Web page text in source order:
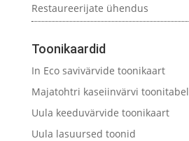
Restaureerijate ühendus
Toonikaardid
In Eco savivärvide toonikaart
Majatohtri kaseiinvärvi toonitabel
Uula keeduvärvide toonikaart
Uula lasuursed toonid